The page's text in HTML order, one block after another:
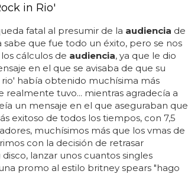
in Rio'
fatal al presumir de la audiencia de
sabe que fue todo un éxito, pero se nos
cálculos de audiencia, ya que le dio
en el que se avisaba de que su
había obtenido muchísima más
realmente tuvo... mientras agradecía a
un mensaje en el que aseguraban que
exitoso de todos los tiempos, con 7,5
muchísimos más que los vmas de
con la decisión de retrasar
lanzar unos cuantos singles
promo al estilo britney spears "hago